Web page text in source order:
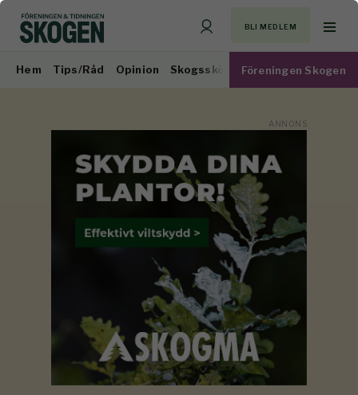
BLI MEDLEM
Hem Tips/Råd Opinion Skogsskötsel Virkesmarknad
Föreningen Skogen